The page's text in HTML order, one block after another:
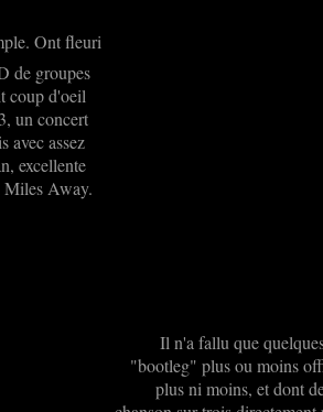
Ont fleuri
de groupes
coup d'oeil
un concert
avec assez
excellente
Miles Away.
Il n'a fallu que
"bootleg" plus ou moins
plus ni moins, et dont